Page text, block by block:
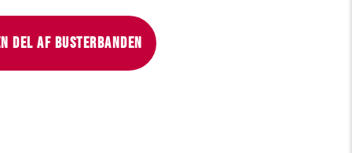
DEL AF BUSTERBANDEN